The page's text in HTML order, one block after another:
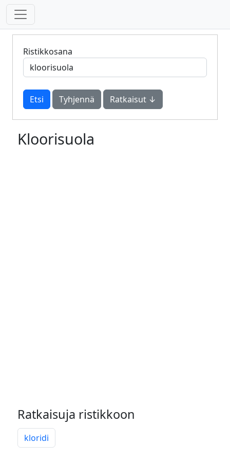
Ristikkosana
Tyhjennä Ratkaisut ↓
Kloorisuola
Ratkaisuja ristikkoon
kloridi